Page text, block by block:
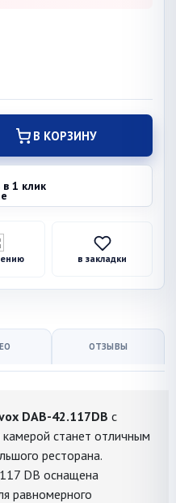
В КОРЗИНУ
1 клик
в закладки
ОТЗЫВЫ
DAB-42.117DB с
станет отличным
ресторана.
DB оснащена
равномерного